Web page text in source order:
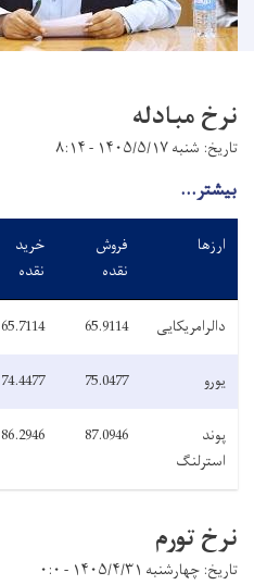
نرخ مبادله
تاریخ: شنبه ۱۴۰۵/۵/۱۷ - ۸:۱۴
بیشتر...
ارزها
فروش
نقده
خرید
نقده
دالرامریکایی 65.9114
65.7114
یورو
75.0477
74.4477
پوند
استرلنگ
87.0946
86.2946
نرخ تورم
تاریخ: چهارشنبه ۱۴۰۵/۴/۳۱ - ۰:۰